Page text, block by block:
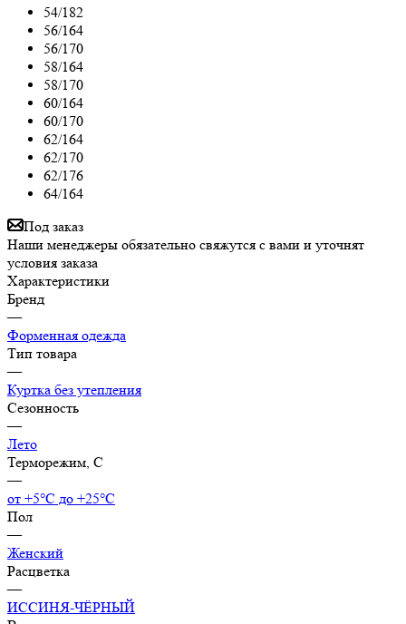
54/182
56/164
56/170
58/164
58/170
60/164
60/170
62/164
62/170
62/176
64/164
Под заказ
Наши менеджеры обязательно свяжутся с вами и уточнят
условия заказа
Характеристики
Бренд
—
Форменная одежда
Тип товара
—
Куртка без утепления
Сезонность
—
Лето
Терморежим, C
—
от +5°С до +25°С
Пол
—
Женский
Расцветка
—
ИССИНЯ-ЧЁРНЫЙ